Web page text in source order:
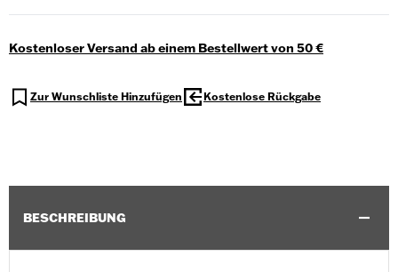
Kostenloser Versand ab einem Bestellwert von 50 €
Zur Wunschliste Hinzufügen Kostenlose Rückgabe
BESCHREIBUNG